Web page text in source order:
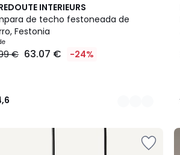
INTERIEURS
de techo festoneada de
Festonia
€ 63.07 € -24%